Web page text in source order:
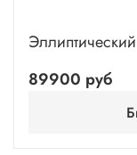
89900 руб